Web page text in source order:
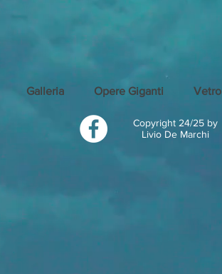
Galleria Opere Giganti Vetro
Copyright 24/25 by
Livio De Marchi